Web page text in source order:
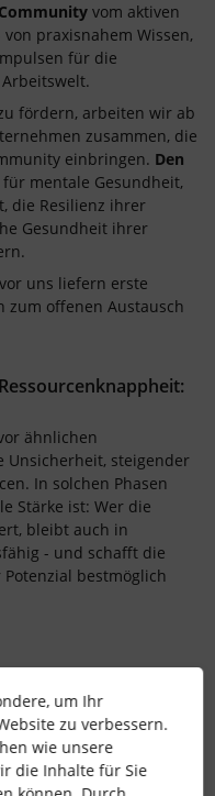
vom aktiven
praxisnahem Wissen,
für die
fördern, arbeiten wir ab
zusammen, die
einbringen. Den
mentale Gesundheit,
die Resilienz ihrer
Gesundheit ihrer
uns liefern erste
zum offenen Austausch
ähnlichen
Unsicherheit, steigender
In solchen Phasen
Stärke ist: Wer die
bleibt auch in
- und schafft die
bestmöglich
machen
die Unternehmen
auf allen Ebenen zu
und im HR-
ist nicht nur
um Ihr
zu verbessern.
wie unsere
die Inhalte für Sie